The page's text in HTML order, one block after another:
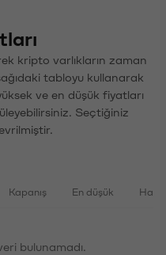
kripto varlıkların zaman
tabloyu kullanarak
ve en düşük fiyatları
Seçtiğiniz
Kapanış En düşük
bulunamadı.